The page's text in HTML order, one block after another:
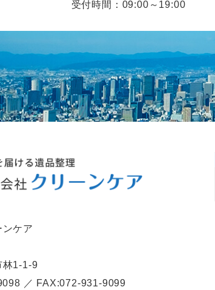
受付時間：09:00～19:00
ケア
林1-1-9
／ FAX:072-931-9099